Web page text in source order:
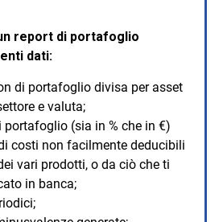
report di portafoglio
dati:
di portafoglio divisa per asset
e valuta;
(sia in % che in €)
costi non facilmente deducibili
vari prodotti, o da ciò che ti
in banca;